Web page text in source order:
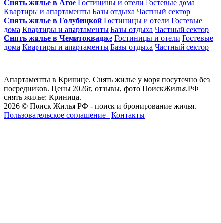
Снять жилье в Агое Гостиницы и отели Гостевые дома
Квартиры и апартаменты Базы отдыха Частный сектор
Снять жилье в Голубицкой Гостиницы и отели Гостевые
дома Квартиры и апартаменты Базы отдыха Частный сектор
Снять жилье в Чемитоквадже Гостиницы и отели Гостевые
дома Квартиры и апартаменты Базы отдыха Частный сектор
Апартаменты в Кринице. Снять жилье у моря посуточно без
посредников. Цены 2026г, отзывы, фото ПоискЖилья.РФ
снять жилье: Криница.
2026 © Поиск Жилья РФ - поиск и бронирование жилья.
Пользовательское соглашение
Контакты